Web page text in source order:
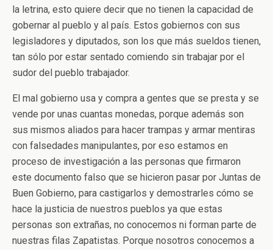
la letrina, esto quiere decir que no tienen la capacidad de
gobernar al pueblo y al país. Estos gobiernos con sus
legisladores y diputados, son los que más sueldos tienen,
tan sólo por estar sentado comiendo sin trabajar por el
sudor del pueblo trabajador.
El mal gobierno usa y compra a gentes que se presta y se
vende por unas cuantas monedas, porque además son
sus mismos aliados para hacer trampas y armar mentiras
con falsedades manipulantes, por eso estamos en
proceso de investigación a las personas que firmaron
este documento falso que se hicieron pasar por Juntas de
Buen Gobierno, para castigarlos y demostrarles cómo se
hace la justicia de nuestros pueblos ya que estas
personas son extrañas, no conocemos ni forman parte de
nuestras filas Zapatistas. Porque nosotros conocemos a